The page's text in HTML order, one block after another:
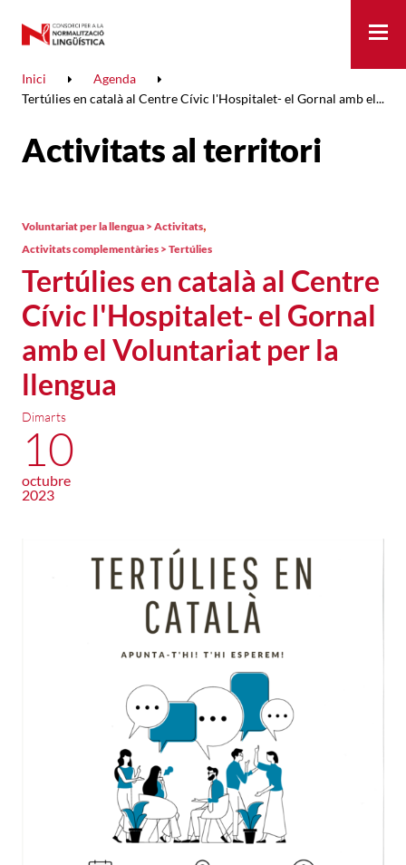
Inici
Agenda
Tertúlies en català al Centre Cívic l'Hospitalet- el Gornal amb el...
Activitats al territori
Tertúlies en català al Centre
Cívic l'Hospitalet- el Gornal
amb el Voluntariat per la
llengua
Voluntariat per la llengua > Activitats,
Activitats complementàries > Tertúlies
Dimarts
10
octubre
2023